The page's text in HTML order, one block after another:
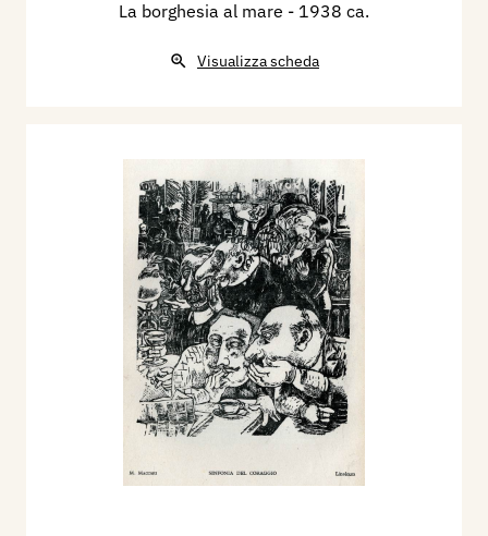
La borghesia al mare - 1938 ca.
Visualizza scheda